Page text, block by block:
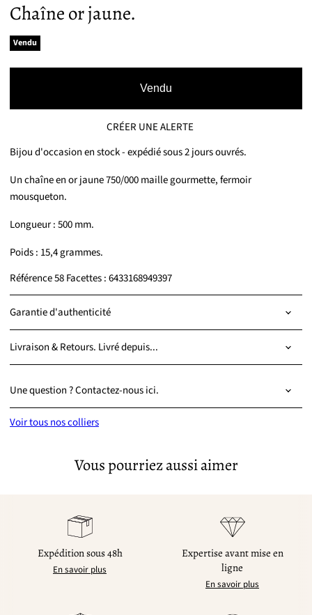
Chaîne or jaune.
Vendu
Vendu
CRÉER UNE ALERTE
Bijou d'occasion en stock - expédié sous 2 jours ouvrés.
Un chaîne en or jaune 750/000 maille gourmette, fermoir
mousqueton.
Longueur : 500 mm.
Poids : 15,4 grammes.
Référence 58 Facettes : 6433168949397
Garantie d'authenticité
Livraison & Retours. Livré depuis...
Une question ? Contactez-nous ici.
Voir tous nos colliers
Vous pourriez aussi aimer
Expédition sous 48h
En savoir plus
Expertise avant mise en
ligne
En savoir plus